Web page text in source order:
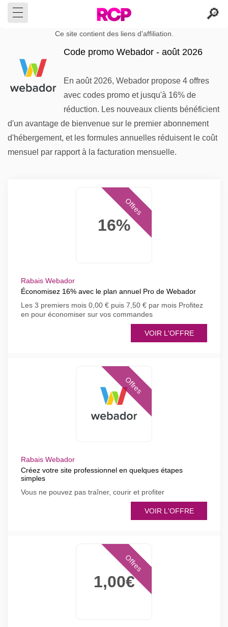
Ce site contient des liens d'affiliation.
Code promo Webador - août 2026
En août 2026, Webador propose 4 offres
avec codes promo et jusqu'à 16% de
réduction. Les nouveaux clients bénéficient
d'un avantage de bienvenue sur le premier abonnement
d'hébergement, et les formules annuelles réduisent le coût
mensuel par rapport à la facturation mensuelle.
16%
Offres
Rabais Webador
Économisez 16% avec le plan annuel Pro de Webador
Les 3 premiers mois 0,00 € puis 7,50 € par mois Profitez
en pour économiser sur vos commandes
VOIR L'OFFRE
Offres
Rabais Webador
Créez votre site professionnel en quelques étapes
simples
Vous ne pouvez pas traîner, courir et profiter
VOIR L'OFFRE
1,00€
Offres